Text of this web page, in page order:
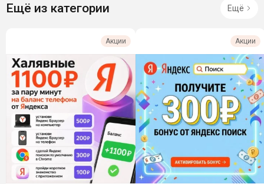
Ещё из категории Ещё
Акции Акции